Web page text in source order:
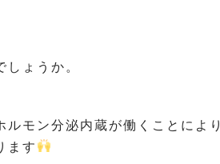
ょうか。
モン分泌内蔵が働くことにより
ます